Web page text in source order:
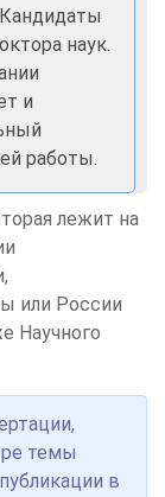
наук.
и
работы.
лежит на
или России
Научного
темы
в